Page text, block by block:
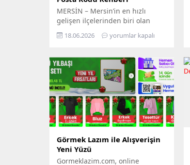
MERSİN – Mersin’in en hızlı
gelişen ilçelerinden biri olan
Mezitli, artan nüfusu ve büyüyen
yerleşim alanlarıyla dikkat
gönderilerine, e-ticaretten adres
kayıtlarına kadar birçok alanda
doğru posta kodunun
kullanılması büyük önem taşıyor.
Vatandaşlar tarafından sıkça
araştırılan “Mersin Mezitli posta
kodu” konusu için güncel bilgileri
derledik. Akdeniz kıyısında...
18.06.2026 yorumlar kapalı
Görmek Lazım ile Alışverişin
Yeni Yüzü
Gormeklazim.com, online